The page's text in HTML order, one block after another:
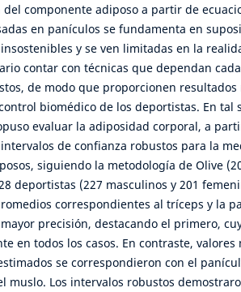
del componente adiposo a partir de
en panículos se fundamenta en
y se ven limitadas en la
contar con técnicas que dependan
de modo que proporcionen resultados
biomédico de los deportistas. En tal
evaluar la adiposidad corporal, a
de confianza robustos para la
siguiendo la metodología de Olive
deportistas (227 masculinos y 201
correspondientes al tríceps y la
precisión, destacando el primero,
en todos los casos. En contraste, valores
se correspondieron con el
muslo. Los intervalos robustos